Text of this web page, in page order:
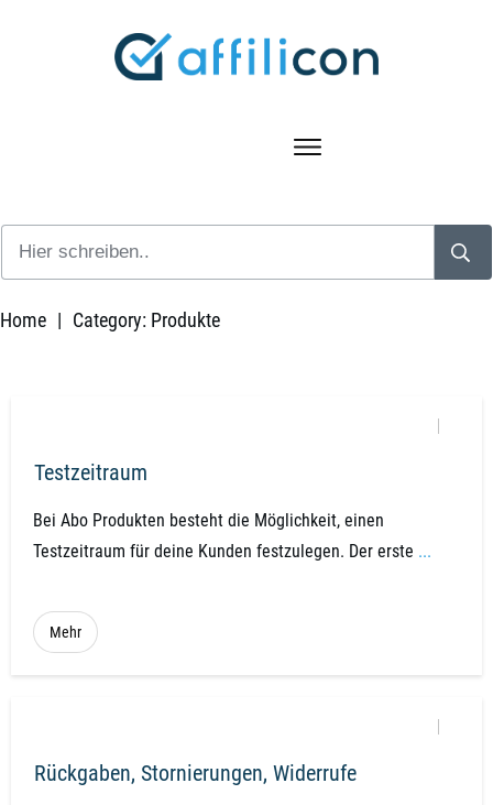
Home | Category: Produkte
Testzeitraum
Bei Abo Produkten besteht die Möglichkeit, einen
Testzeitraum für deine Kunden festzulegen. Der erste ...
Mehr
Rückgaben, Stornierungen, Widerrufe